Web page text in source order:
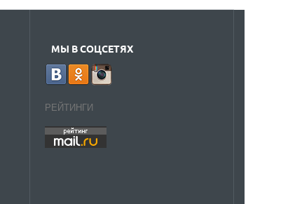
МЫ В СОЦСЕТЯХ
РЕЙТИНГИ